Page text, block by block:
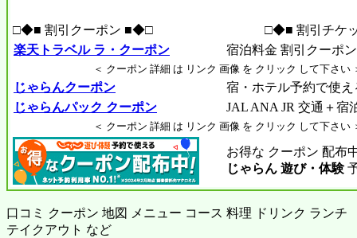
□◆■ 割引クーポン ■◆□
□◆■ 割引チケ
楽天トラベル ラ・クーポン
宿泊料金 割引クーポン
＜ クーポン 詳細 は リンク 画像 を クリック して下さい
じゃらんクーポン
宿・ホテル予約で使
じゃらんパック クーポン
JAL ANA JR 交通＋宿
＜ クーポン 詳細 は リンク 画像 を クリック して下さい
お得な クーポン 配布
じゃらん 遊び・体験
口コミ クーポン 地図 メニュー コース 料理 ドリンク ランチ
テイクアウト など